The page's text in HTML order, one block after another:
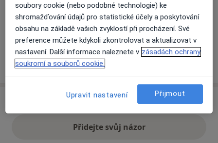
Způsoby platby (soukromé návštěvy)
Na teto adrese lékař přijímá pacienty na pojišťovnu
Detaily
Více
Přidejte svůj názor
soubory cookie (nebo podobné technologie) ke
shromažďování údajů pro statistické účely a poskytování
obsahu na základě vašich zvyklostí při procházení. Své
preference můžete kdykoli zkontrolovat a aktualizovat v
nastavení. Další informace naleznete v zásadách ochrany
soukromí a souborů cookie.
Upravit nastavení Přijmout